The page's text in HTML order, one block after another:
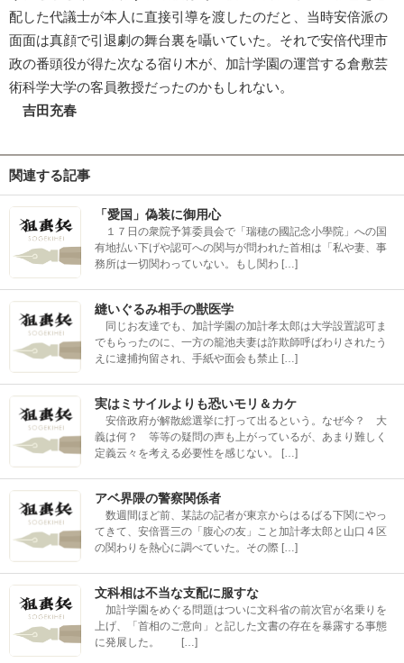
配した代議士が本人に直接引導を渡したのだと、当時安倍派の
面面は真顔で引退劇の舞台裏を囁いていた。それで安倍代理市
政の番頭役が得た次なる宿り木が、加計学園の運営する倉敷芸
術科学大学の客員教授だったのかもしれない。
吉田充春
関連する記事
「愛国」偽装に御用心
１７日の衆院予算委員会で「瑞穂の國記念小學院」への国
有地払い下げや認可への関与が問われた首相は「私や妻、事
務所は一切関わっていない。もし関わ […]
縫いぐるみ相手の獣医学
同じお友達でも、加計学園の加計孝太郎は大学設置認可ま
でもらったのに、一方の籠池夫妻は詐欺師呼ばわりされたう
えに逮捕拘留され、手紙や面会も禁止 […]
実はミサイルよりも恐いモリ＆カケ
安倍政府が解散総選挙に打って出るという。なぜ今？ 大
義は何？ 等等の疑問の声も上がっているが、あまり難しく
定義云々を考える必要性を感じない。 […]
アベ界隈の警察関係者
数週間ほど前、某誌の記者が東京からはるばる下関にやっ
てきて、安倍晋三の「腹心の友」こと加計孝太郎と山口４区
の関わりを熱心に調べていた。その際 […]
文科相は不当な支配に服すな
加計学園をめぐる問題はついに文科省の前次官が名乗りを
上げ、「首相のご意向」と記した文書の存在を暴露する事態
に発展した。 […]